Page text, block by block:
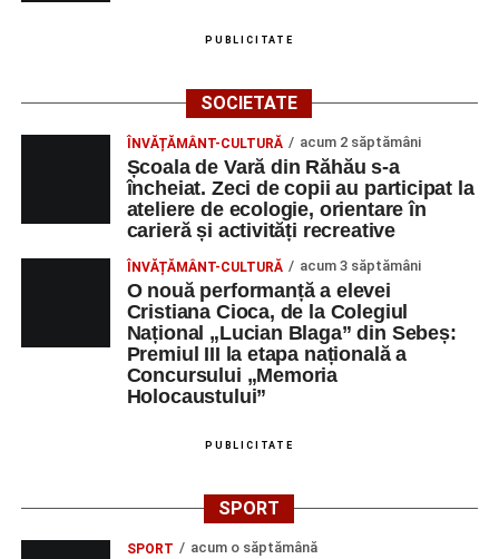
PUBLICITATE
SOCIETATE
ÎNVĂȚĂMÂNT-CULTURĂ acum 2 săptămâni
Școala de Vară din Răhău s-a
încheiat. Zeci de copii au participat la
ateliere de ecologie, orientare în
carieră și activități recreative
ÎNVĂȚĂMÂNT-CULTURĂ acum 3 săptămâni
O nouă performanță a elevei
Cristiana Cioca, de la Colegiul
Național „Lucian Blaga” din Sebeș:
Premiul III la etapa națională a
Concursului „Memoria
Holocaustului”
PUBLICITATE
SPORT
SPORT acum o săptămână